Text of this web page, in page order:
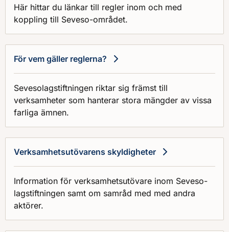
Här hittar du länkar till regler inom och med
koppling till Seveso-området.
För vem gäller reglerna?
Sevesolagstiftningen riktar sig främst till
verksamheter som hanterar stora mängder av vissa
farliga ämnen.
Verksamhetsutövarens skyldigheter
Information för verksamhetsutövare inom Seveso-
lagstiftningen samt om samråd med med andra
aktörer.